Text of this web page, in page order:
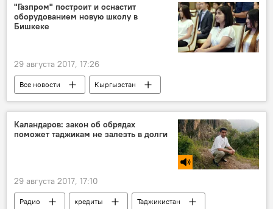
"Газпром" построит и оснастит
оборудованием новую школу в
Бишкеке
29 августа 2017, 17:26
Все новости
Кыргызстан
"Газпром"
Центральная Азия
Каландаров: закон об обрядах
поможет таджикам не залезть в долги
29 августа 2017, 17:10
Радио кредиты
Таджикистан